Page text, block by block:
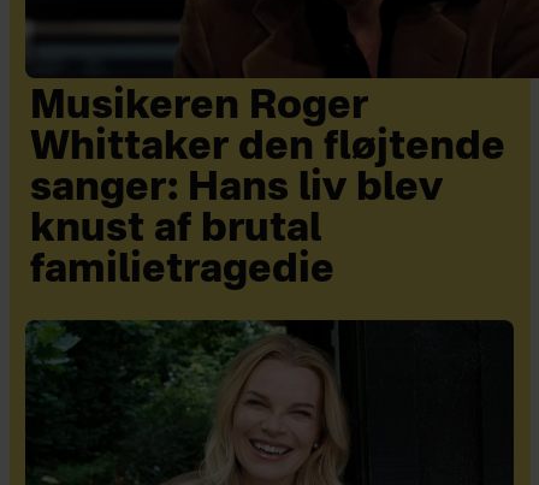
Musikeren Roger
Whittaker den fløjtende
sanger: Hans liv blev
knust af brutal
familietragedie